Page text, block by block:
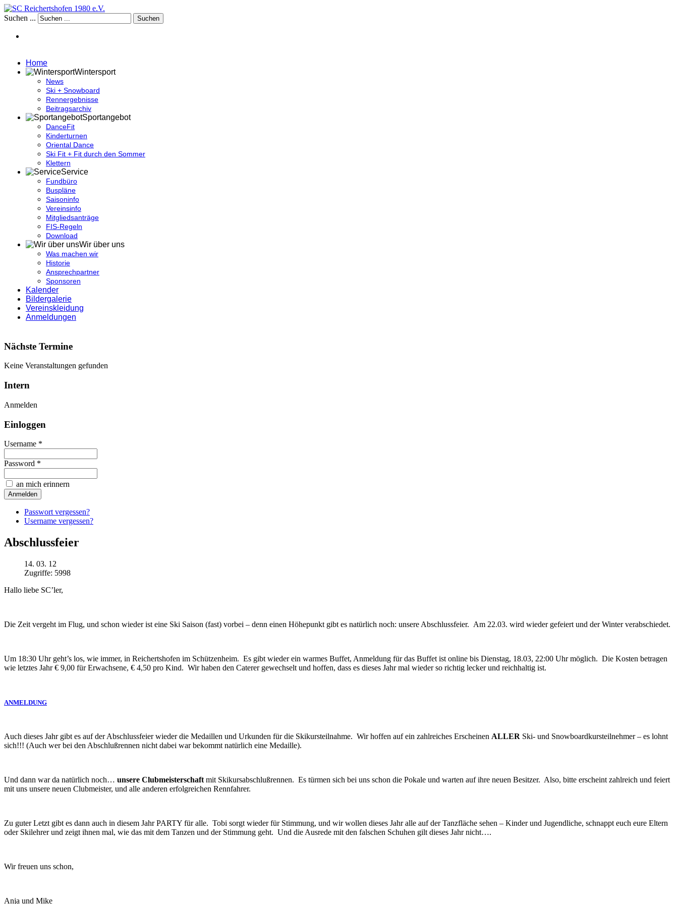
Suchen ... Suchen
Home
Wintersport
News
Ski + Snowboard
Rennergebnisse
Beitragsarchiv
Sportangebot
DanceFit
Kinderturnen
Oriental Dance
Ski Fit + Fit durch den Sommer
Klettern
Service
Fundbüro
Buspläne
Saisoninfo
Vereinsinfo
Mitgliedsanträge
FIS-Regeln
Download
Wir über uns
Was machen wir
Historie
Ansprechpartner
Sponsoren
Kalender
Bildergalerie
Vereinskleidung
Anmeldungen
Nächste Termine
Keine Veranstaltungen gefunden
Intern
Anmelden
Einloggen
Username *
Password *
an mich erinnern
Passwort vergessen?
Username vergessen?
Abschlussfeier
14. 03. 12
Zugriffe: 5998
Hallo liebe SC’ler,
Die Zeit vergeht im Flug, und schon wieder ist eine Ski Saison (fast) vorbei – denn einen Höhepunkt gibt es natürlich noch: unsere Abschlussfeier. Am 22.03. wird wieder gefeiert und der Winter verabschiedet.
Um 18:30 Uhr geht’s los, wie immer, in Reichertshofen im Schützenheim. Es gibt wieder ein warmes Buffet, Anmeldung für das Buffet ist online bis Dienstag, 18.03, 22:00 Uhr möglich. Die Kosten betragen
wie letztes Jahr € 9,00 für Erwachsene, € 4,50 pro Kind. Wir haben den Caterer gewechselt und hoffen, dass es dieses Jahr mal wieder so richtig lecker und reichhaltig ist.
ANMELDUNG
Auch dieses Jahr gibt es auf der Abschlussfeier wieder die Medaillen und Urkunden für die Skikursteilnahme. Wir hoffen auf ein zahlreiches Erscheinen ALLER Ski- und Snowboardkursteilnehmer – es lohnt
sich!!! (Auch wer bei den Abschlußrennen nicht dabei war bekommt natürlich eine Medaille).
Und dann war da natürlich noch… unsere Clubmeisterschaft mit Skikursabschlußrennen. Es türmen sich bei uns schon die Pokale und warten auf ihre neuen Besitzer. Also, bitte erscheint zahlreich und feiert
mit uns unsere neuen Clubmeister, und alle anderen erfolgreichen Rennfahrer.
Zu guter Letzt gibt es dann auch in diesem Jahr PARTY für alle. Tobi sorgt wieder für Stimmung, und wir wollen dieses Jahr alle auf der Tanzfläche sehen – Kinder und Jugendliche, schnappt euch eure Eltern
oder Skilehrer und zeigt ihnen mal, wie das mit dem Tanzen und der Stimmung geht. Und die Ausrede mit den falschen Schuhen gilt dieses Jahr nicht….
Wir freuen uns schon,
Anja und Mike